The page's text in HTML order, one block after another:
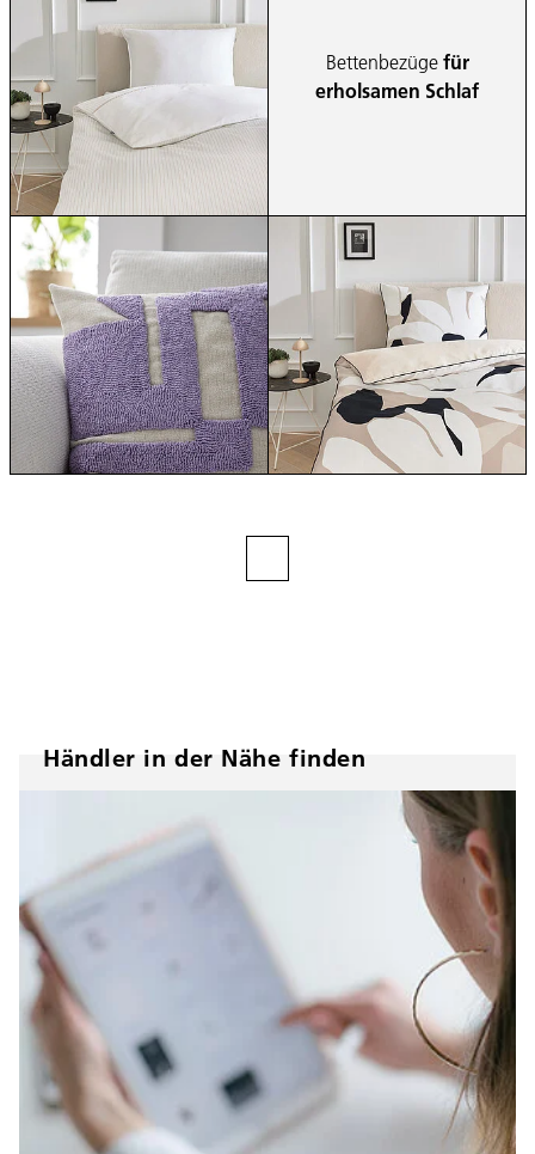
Bettenbezügefür
erholsamen Schlaf
Händler in der Nähe finden